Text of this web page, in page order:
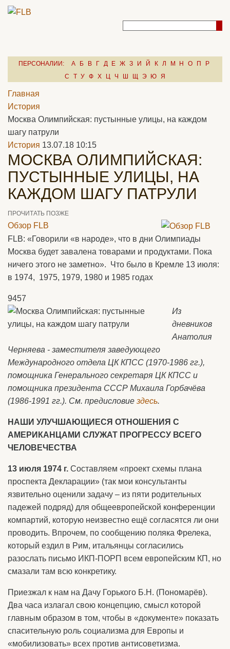
ПЕРСОНАЛИИ: А Б В Г Д Е Ж З И Й К Л М Н О П
Р
С
Т У Ф Х Ц Ч Ш Щ Э Ю Я
Главная
История
Москва Олимпийская: пустынные улицы, на каждом
шагу патрули
История 13.07.18 10:15
МОСКВА ОЛИМПИЙСКАЯ:
ПУСТЫННЫЕ УЛИЦЫ, НА
КАЖДОМ ШАГУ ПАТРУЛИ
ПРОЧИТАТЬ ПОЗЖЕ
Обзор FLB
FLB: «Говорили «в народе», что в дни Олимпиады
Москва будет завалена товарами и продуктами. Пока
ничего этого не заметно». Что было в Кремле 13 июля:
в 1974, 1975, 1979, 1980 и 1985 годах
9457
Из
дневников
Анатолия
Черняева - заместителя заведующего
Международного отдела ЦК КПСС (1970-1986 гг.),
помощника Генерального секретаря ЦК КПСС и
помощника президента СССР Михаила Горбачёва
(1986-1991 гг.). См. предисловие здесь.
НАШИ УЛУЧШАЮЩИЕСЯ ОТНОШЕНИЯ С
АМЕРИКАНЦАМИ СЛУЖАТ ПРОГРЕССУ ВСЕГО
ЧЕЛОВЕЧЕСТВА
13 июля 1974 г. Составляем «проект схемы плана
проспекта Декларации» (так мои консультанты
язвительно оценили задачу – из пяти родительных
падежей подряд) для общеевропейской конференции
компартий, которую неизвестно ещё согласятся ли они
проводить. Впрочем, по сообщению поляка Фрелека,
который ездил в Рим, итальянцы согласились
разослать письмо ИКП-ПОРП всем европейским КП, но
смазали там всю конкретику.
Приезжал к нам на Дачу Горького Б.Н. (Пономарёв).
Два часа излагал свою концепцию, смысл которой
главным образом в том, чтобы в «документе» показать
спасительную роль социализма для Европы и
«мобилизовать» всех против антисоветизма.